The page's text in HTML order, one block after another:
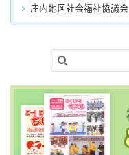
庄内地区社会福祉協議会